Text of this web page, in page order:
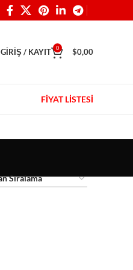
GIRIŞ / KAYIT 0 $0,00
FİYAT LİSTESİ